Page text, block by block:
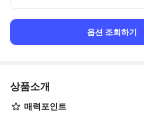
옵션 조회하기
상품소개
매력포인트